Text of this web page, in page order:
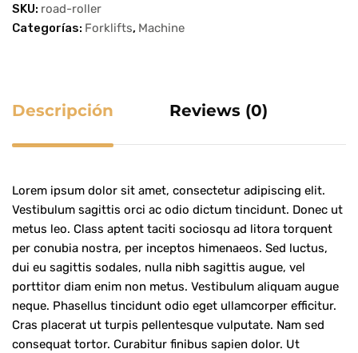
SKU: road-roller
Categorías: Forklifts, Machine
Descripción Reviews (0)
Lorem ipsum dolor sit amet, consectetur adipiscing elit.
Vestibulum sagittis orci ac odio dictum tincidunt. Donec ut
metus leo. Class aptent taciti sociosqu ad litora torquent
per conubia nostra, per inceptos himenaeos. Sed luctus,
dui eu sagittis sodales, nulla nibh sagittis augue, vel
porttitor diam enim non metus. Vestibulum aliquam augue
neque. Phasellus tincidunt odio eget ullamcorper efficitur.
Cras placerat ut turpis pellentesque vulputate. Nam sed
consequat tortor. Curabitur finibus sapien dolor. Ut